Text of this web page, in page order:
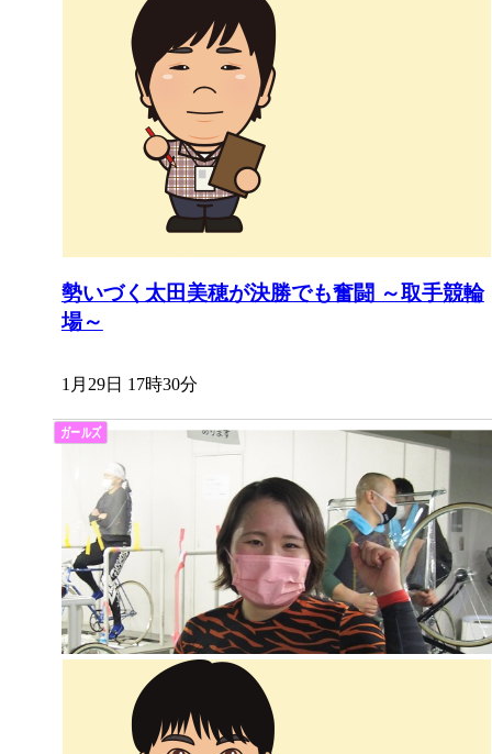
勢いづく太田美穂が決勝でも奮闘 ～取手競輪
場～
1月29日 17時30分